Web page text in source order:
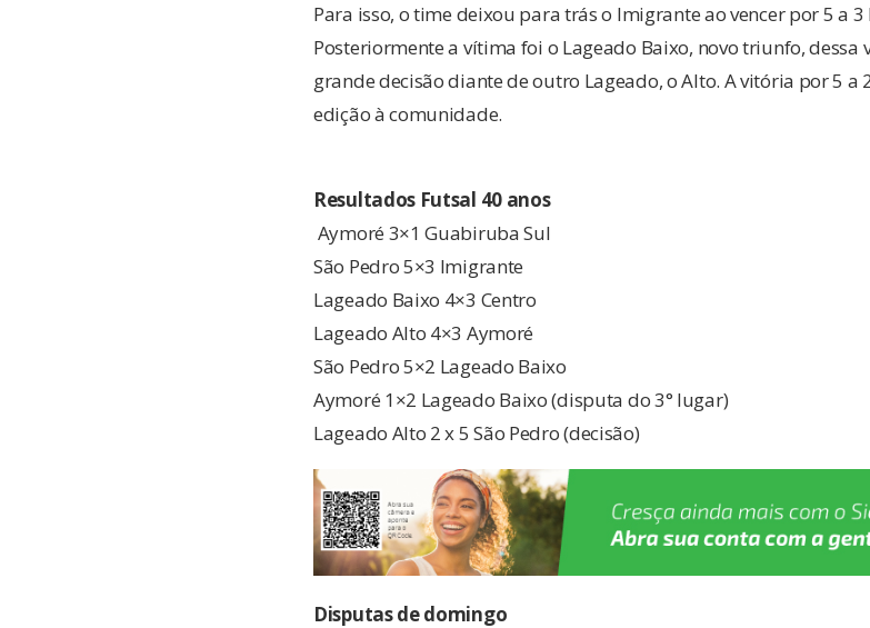
Para isso, o time deixou para trás o Imigrante ao vencer por 5 a
Posteriormente a vítima foi o Lageado Baixo, novo triunfo, dessa
grande decisão diante de outro Lageado, o Alto. A vitória por 5
edição à comunidade.
Resultados Futsal 40 anos
Aymoré 3×1 Guabiruba Sul
São Pedro 5×3 Imigrante
Lageado Baixo 4×3 Centro
Lageado Alto 4×3 Aymoré
São Pedro 5×2 Lageado Baixo
Aymoré 1×2 Lageado Baixo (disputa do 3° lugar)
Lageado Alto 2 x 5 São Pedro (decisão)
Disputas de domingo